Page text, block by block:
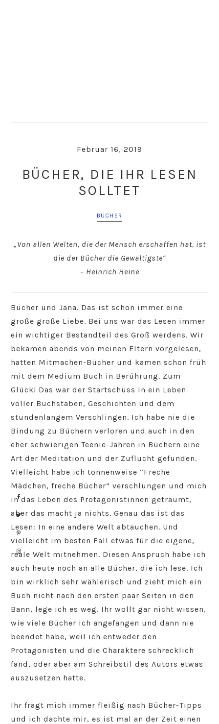
Februar 16, 2019
BÜCHER, DIE IHR LESEN
SOLLTET
BÜCHER
„Von allen Welten, die der Mensch erschaffen hat, ist
die der Bücher die Gewaltigste“
– Heinrich Heine
Bücher und Jana. Das ist schon immer eine
große große Liebe. Bei uns war das Lesen immer
ein wichtiger Bestandteil des Groß werdens. Wir
bekamen abends von meinen Eltern vorgelesen,
hatten Mitmachen-Bücher und kamen schon früh
mit dem Medium Buch in Berührung. Zum
Glück! Das war der Startschuss in ein Leben
voller Buchstaben, Geschichten und dem
stundenlangem Verschlingen. Ich habe nie die
Bindung zu Büchern verloren und auch in den
eher schwierigen Teenie-Jahren in Büchern eine
Art der Meditation und der Zuflucht gefunden.
Vielleicht habe ich tonnenweise “Freche
Mädchen, freche Bücher” verschlungen und mich
in das Leben des Protagonistinnen geträumt,
aber das macht ja nichts. Genau das ist das
Lesen: In eine andere Welt abtauchen. Und
vielleicht im besten Fall etwas für die eigene,
reale Welt mitnehmen. Diesen Anspruch habe ich
auch heute noch an alle Bücher, die ich lese. Ich
bin wirklich sehr wählerisch und zieht mich ein
Buch nicht nach den ersten paar Seiten in den
Bann, lege ich es weg. Ihr wollt gar nicht wissen,
wie viele Bücher ich angefangen und dann nie
beendet habe, weil ich entweder den
Protagonisten und die Charaktere schrecklich
fand, oder aber am Schreibstil des Autors etwas
auszusetzen hatte.
Ihr fragt mich immer fleißig nach Bücher-Tipps
und ich dachte mir, es ist mal an der Zeit einen